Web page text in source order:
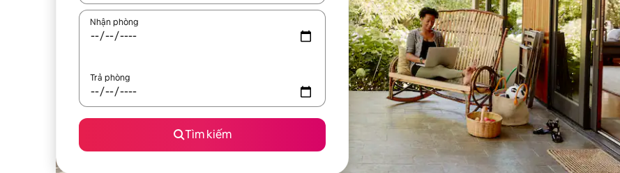
Nhận phòng
Trả phòng
Tìm kiếm